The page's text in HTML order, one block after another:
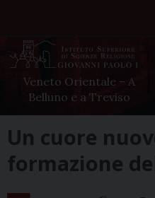
Veneto Orientale – A
Belluno e a Treviso
to
content
Un cuore
formazione